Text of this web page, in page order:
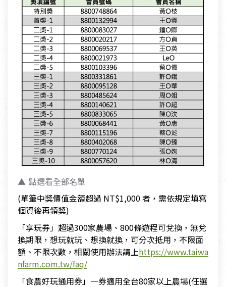
點選看全部名單
(單筆中獎價值金額超過 NT$1,000 者，需依規定填寫
個資後再領獎)
「享玩券」超過300家農場、800條遊程可兌換，無兌
換期限，想玩就玩、想換就換，可分次抵用，不限面
額、不限次數，相關使用辦法請上https://www.taiwa
nfarm.com.tw/faq/
「食農好玩通用券」一券適用全台80家以上農場(任選